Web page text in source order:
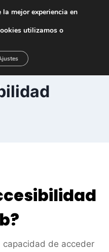
de acceder
mejor experiencia en
utilizamos o